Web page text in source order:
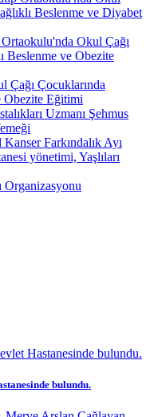
Beslenme ve Diyabet
Okul Çağı
Beslenme ve Obezite
Çocuklarında
Obezite Eğitimi
Uzmanı Şehmus
Farkındalık Ayı
yönetimi, Yaşlıları
Organizasyonu
bulundu.